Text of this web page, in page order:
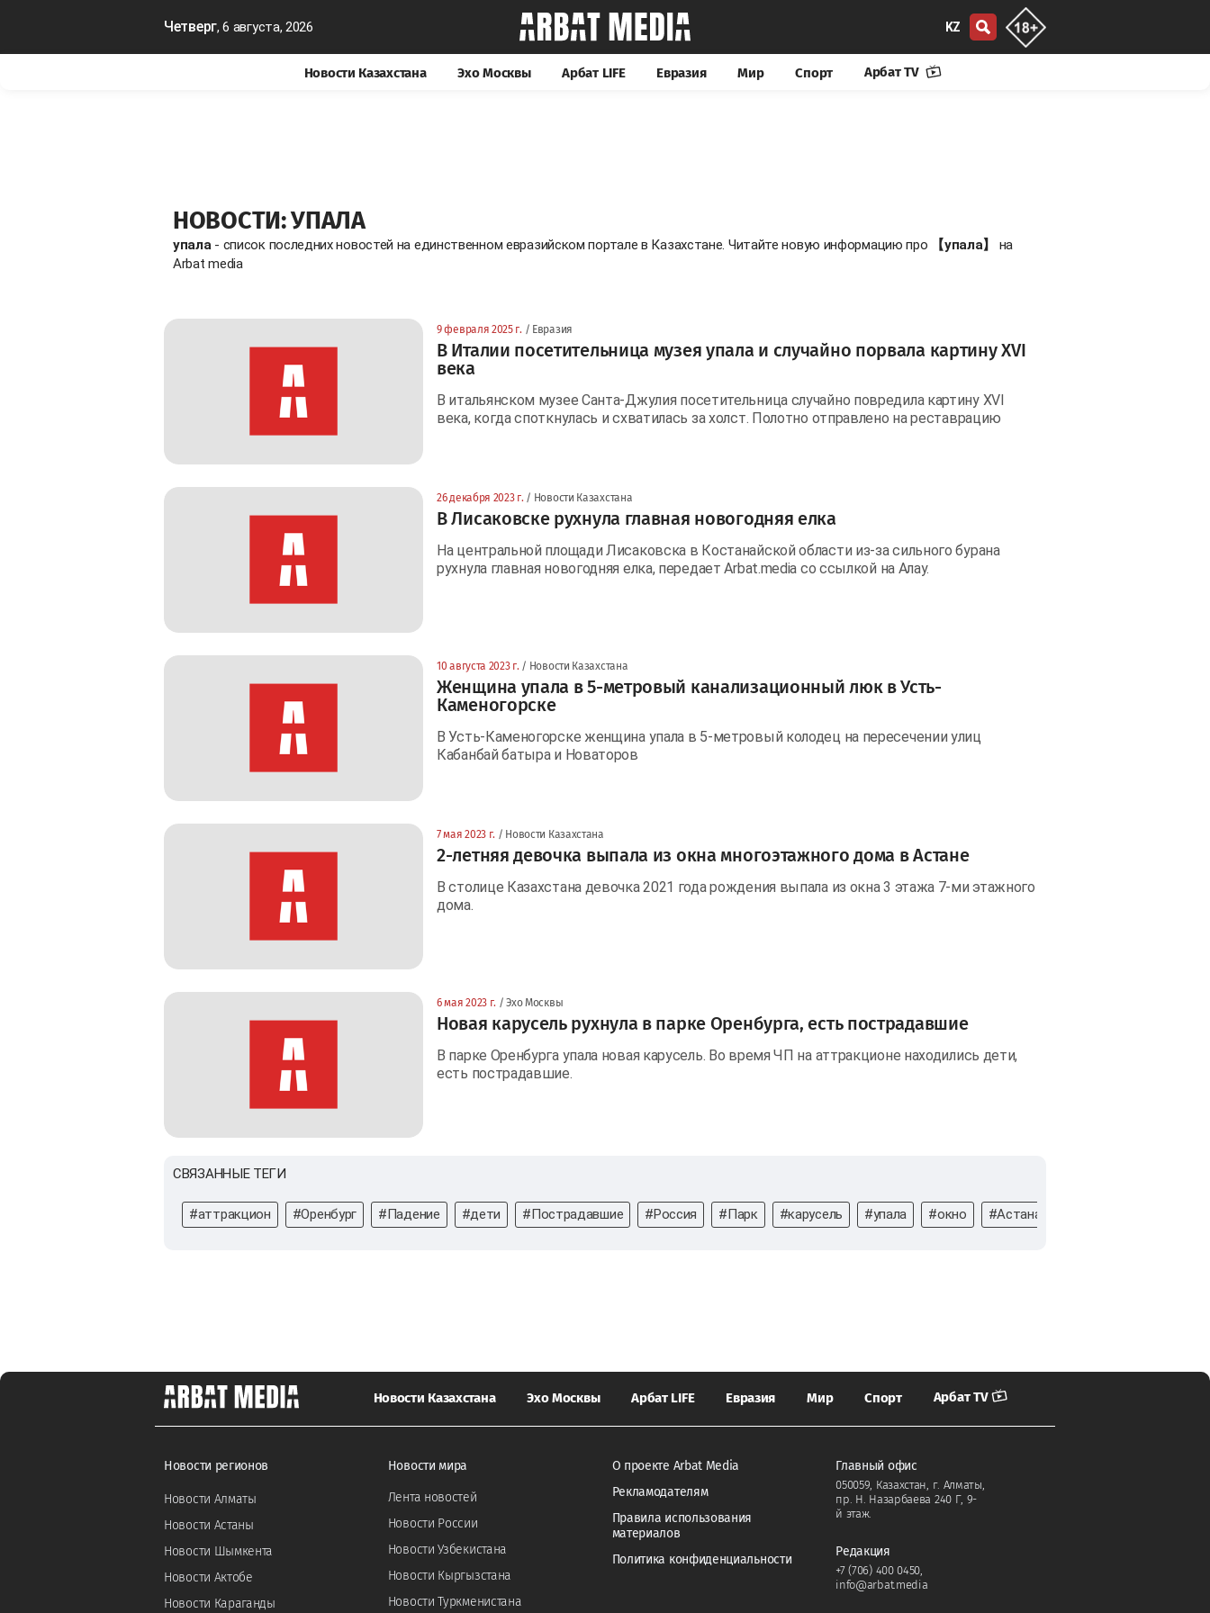
Четверг, 6 августа, 2026 KZ
Новости Казахстана Эхо Москвы Арбат LIFE Евразия Мир Спорт Арбат TV
НОВОСТИ: УПАЛА
упала - список последних новостей на единственном евразийском портале в Казахстане. Читайте новую информацию про 【упала】
на
Arbat media
9 февраля 2025 г. / Евразия
В Италии посетительница музея упала и случайно порвала картину XVI
века
В итальянском музее Санта-Джулия посетительница случайно повредила картину XVI
века, когда споткнулась и схватилась за холст. Полотно отправлено на реставрацию
26 декабря 2023 г. / Новости Казахстана
В Лисаковске рухнула главная новогодняя елка
На центральной площади Лисаковска в Костанайской области из-за сильного бурана
рухнула главная новогодняя елка, передает Arbat.media со ссылкой на Алау.
10 августа 2023 г. / Новости Казахстана
Женщина упала в 5-метровый канализационный люк в Усть-
Каменогорске
В Усть-Каменогорске женщина упала в 5-метровый колодец на пересечении улиц
Кабанбай батыра и Новаторов
7 мая 2023 г. / Новости Казахстана
2-летняя девочка выпала из окна многоэтажного дома в Астане
В столице Казахстана девочка 2021 года рождения выпала из окна 3 этажа 7-ми этажного
дома.
6 мая 2023 г. / Эхо Москвы
Новая карусель рухнула в парке Оренбурга, есть пострадавшие
В парке Оренбурга упала новая карусель. Во время ЧП на аттракционе находились дети,
есть пострадавшие.
СВЯЗАННЫЕ ТЕГИ
#аттракцион #Оренбург #Падение #дети #Пострадавшие #Россия #Парк #карусель #упала #окно #Астана
Новости Казахстана Эхо Москвы Арбат LIFE Евразия Мир Спорт Арбат TV
Новости регионов
Новости Алматы
Новости Астаны
Новости Шымкента
Новости Актобе
Новости Караганды
Новости мира
Лента новостей
Новости России
Новости Узбекистана
Новости Кыргызстана
Новости Туркменистана
О проекте Arbat Media
Рекламодателям
Правила использования
материалов
Политика конфиденциальности
Главный офис
050059, Казахстан, г. Алматы,
пр. Н. Назарбаева 240 Г, 9-
й этаж.
Редакция
+7 (706) 400 0450
info@arbat.media